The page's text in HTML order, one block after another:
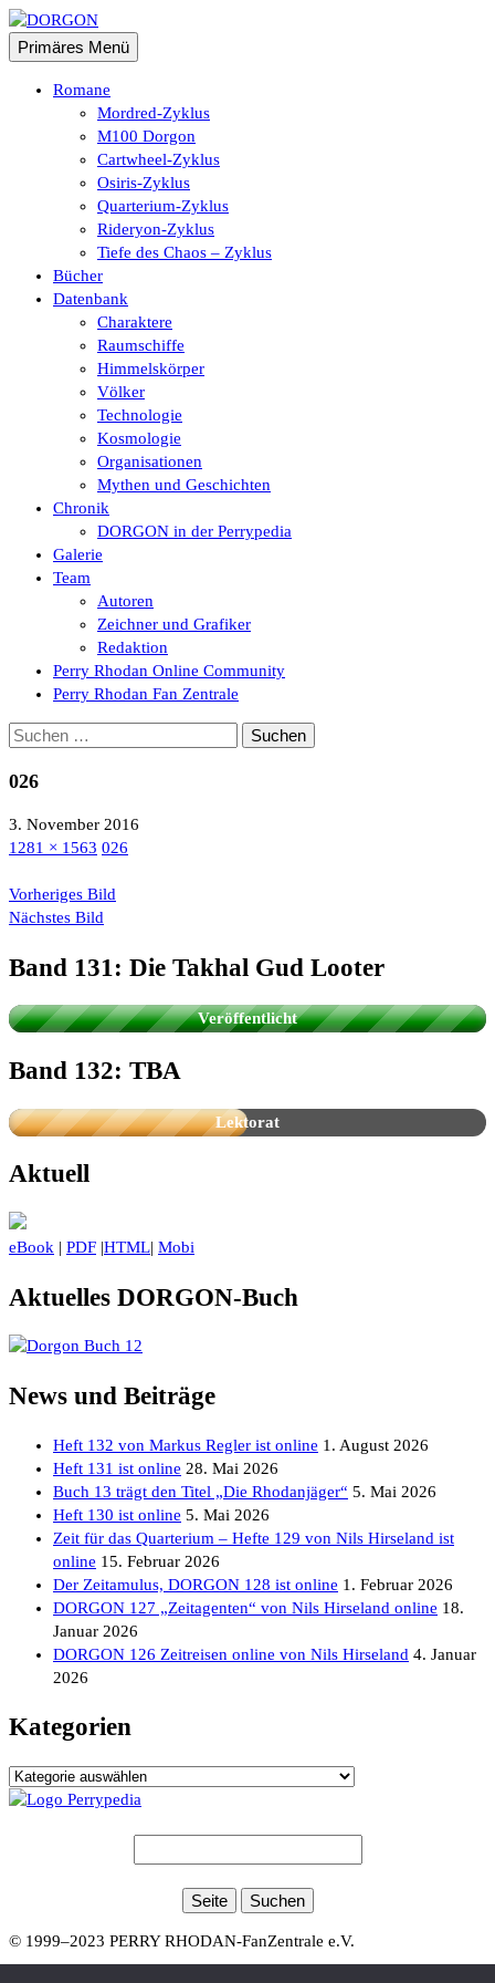
Zum
Inhalt
springen
DORGON
Suchen
Primäres Menü
Romane
Mordred-Zyklus
M100 Dorgon
Cartwheel-Zyklus
Osiris-Zyklus
Quarterium-Zyklus
Rideryon-Zyklus
Tiefe des Chaos – Zyklus
Bücher
Datenbank
Charaktere
Raumschiffe
Himmelskörper
Völker
Technologie
Kosmologie
Organisationen
Mythen und Geschichten
Chronik
DORGON in der Perrypedia
Galerie
Team
Autoren
Zeichner und Grafiker
Redaktion
Perry Rhodan Online Community
Perry Rhodan Fan Zentrale
Suchen
026
3. November 2016
1281 × 1563 026
Vorheriges Bild
Nächstes Bild
Universum
Band 131: Die Takhal Gud Looter
Veröffentlicht
Band 132: TBA
Lektorat
Aktuell
eBook | PDF |HTML| Mobi
Aktuelles DORGON-Buch
News und Beiträge
Heft 132 von Markus Regler ist online 1. August 2026
Heft 131 ist online 28. Mai 2026
Buch 13 trägt den Titel „Die Rhodanjäger“ 5. Mai 2026
Heft 130 ist online 5. Mai 2026
Zeit für das Quarterium – Hefte 129 von Nils Hirseland ist
online 15. Februar 2026
Der Zeitamulus, DORGON 128 ist online 1. Februar 2026
DORGON 127 „Zeitagenten“ von Nils Hirseland online 18.
Januar 2026
DORGON 126 Zeitreisen online von Nils Hirseland 4. Januar
2026
Kategorien
Kategorien
© 1999–2023 PERRY RHODAN-FanZentrale e.V.